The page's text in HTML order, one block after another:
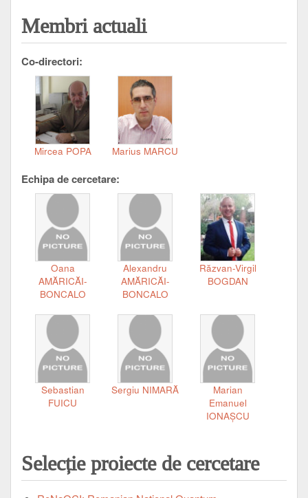
Membri actuali
Co-directori:
Mircea POPA Marius MARCU
Echipa de cercetare:
Oana
AMĂRICĂI-
BONCALO
Alexandru
AMĂRICĂI-
BONCALO
Răzvan-Virgil
BOGDAN
Sebastian
FUICU
Sergiu NIMARĂ
Marian
Emanuel
IONAȘCU
Selecție proiecte de cercetare